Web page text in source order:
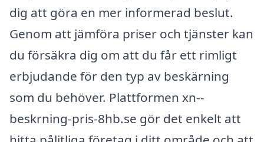
dig att göra en mer informerad beslut.
Genom att jämföra priser och tjänster kan
du försäkra dig om att du får ett rimligt
erbjudande för den typ av beskärning
som du behöver. Plattformen xn--
beskrning-pris-8hb.se gör det enkelt att